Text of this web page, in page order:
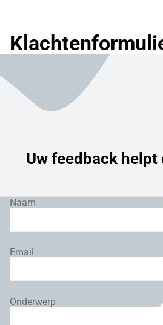
Uw feedback helpt
Naam
Email
Onderwerp